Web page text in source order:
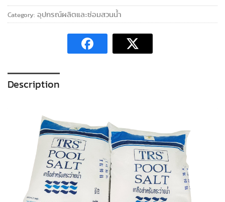
Category: อุปกรณ์ผลิตและซ่อมสวนน้ำ
Description